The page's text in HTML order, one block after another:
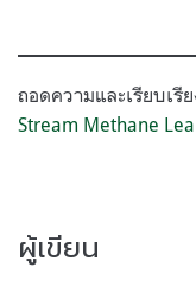
ถอดความและเรียบเรี
Stream Methane
ผู้เขียน